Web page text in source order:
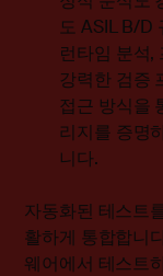
도 ASIL B/D
런타임 분석,
강력한 검증
접근 방식을
리지를 증명
니다.
자동화된 테스트
활하게 통합합니
웨어에서 테스트